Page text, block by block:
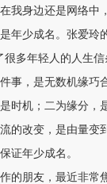
我身边还是网络中
年少成名。张爱玲
多年轻人的人生信
事，是无数机缘巧
时机；二为缘分，
的改变，是由量变
证年少成名。
的朋友，最近非常